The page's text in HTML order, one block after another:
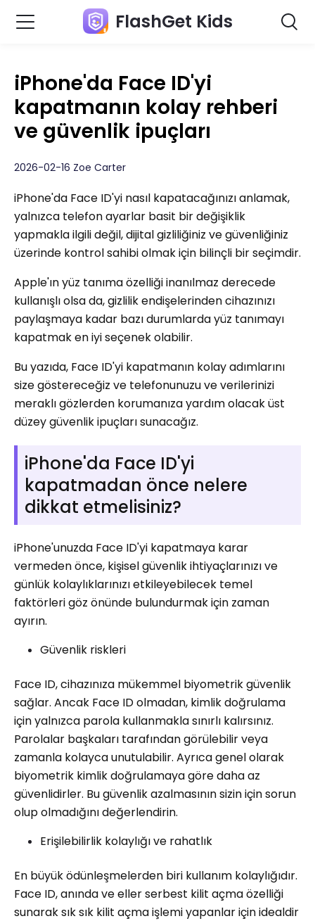
FlashGet Kids
iPhone'da Face ID'yi
kapatmanın kolay rehberi
ve güvenlik ipuçları
2026-02-16 Zoe Carter
iPhone'da Face ID'yi nasıl kapatacağınızı anlamak,
yalnızca telefon ayarlar basit bir değişiklik
yapmakla ilgili değil, dijital gizliliğiniz ve güvenliğiniz
üzerinde kontrol sahibi olmak için bilinçli bir seçimdir.
Apple'ın yüz tanıma özelliği inanılmaz derecede
kullanışlı olsa da, gizlilik endişelerinden cihazınızı
paylaşmaya kadar bazı durumlarda yüz tanımayı
kapatmak en iyi seçenek olabilir.
Bu yazıda, Face ID'yi kapatmanın kolay adımlarını
size göstereceğiz ve telefonunuzu ve verilerinizi
meraklı gözlerden korumanıza yardım olacak üst
düzey güvenlik ipuçları sunacağız.
iPhone'da Face ID'yi
kapatmadan önce nelere
dikkat etmelisiniz?
iPhone'unuzda Face ID'yi kapatmaya karar
vermeden önce, kişisel güvenlik ihtiyaçlarınızı ve
günlük kolaylıklarınızı etkileyebilecek temel
faktörleri göz önünde bulundurmak için zaman
ayırın.
Güvenlik riskleri
Face ID, cihazınıza mükemmel biyometrik güvenlik
sağlar. Ancak Face ID olmadan, kimlik doğrulama
için yalnızca parola kullanmakla sınırlı kalırsınız.
Parolalar başkaları tarafından görülebilir veya
zamanla kolayca unutulabilir. Ayrıca genel olarak
biyometrik kimlik doğrulamaya göre daha az
güvenlidirler. Bu güvenlik azalmasının sizin için sorun
olup olmadığını değerlendirin.
Erişilebilirlik kolaylığı ve rahatlık
En büyük ödünleşmelerden biri kullanım kolaylığıdır.
Face ID, anında ve eller serbest kilit açma özelliği
sunarak sık sık kilit açma işlemi yapanlar için idealdir